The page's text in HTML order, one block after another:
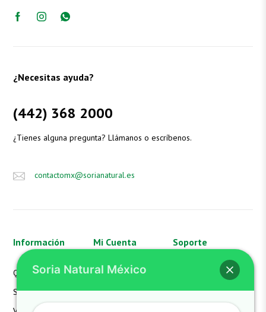
¿Necesitas ayuda?
(442) 368 2000
¿Tienes alguna pregunta? Llámanos o escríbenos.
contactomx@sorianatural.es
Información
Quienes Somos
SN México
Mi Cuenta
Mi Cuenta
Mis Pedidos
Soporte
Aviso de Privacidad
FAQS
Soria Natural México